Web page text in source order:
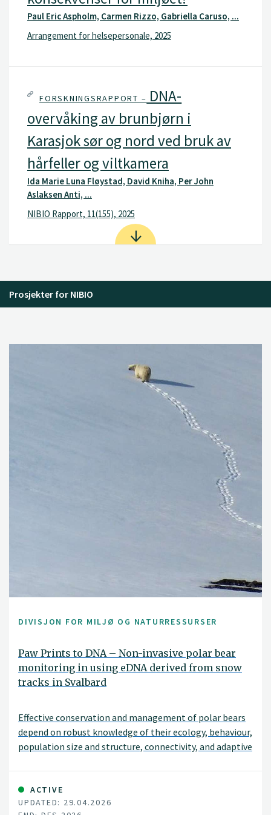
Paul Eric Aspholm, Carmen Rizzo, Gabriella Caruso, ...
Arrangement for helsepersonale, 2025
FORSKNINGSRAPPORT – DNA-
overvåking av brunbjørn i
Karasjok sør og nord ved bruk av
hårfeller og viltkamera
Ida Marie Luna Fløystad, David Kniha, Per John
Aslaksen Anti, ...
NIBIO Rapport, 11(155), 2025
Prosjekter for NIBIO
DIVISJON FOR MILJØ OG NATURRESSURSER
Paw Prints to DNA – Non-invasive polar bear
monitoring in using eDNA derived from snow
tracks in Svalbard
Effective conservation and management of polar bears
depend on robust knowledge of their ecology, behaviour,
population size and structure, connectivity, and adaptive
addressing these questions, traditional sampling
approaches, often involving capture and handling, are
logistically challenging, costly, potentially hazardous to
ACTIVE
UPDATED: 29.04.2026